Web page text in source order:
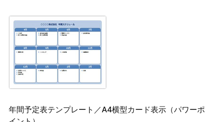
年間予定表テンプレート／A4横型カード表示（パワーポ